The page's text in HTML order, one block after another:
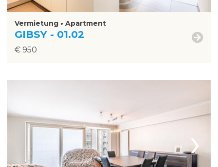
Vermietung • Apartment
GIBSY - 01.02
€ 950
›